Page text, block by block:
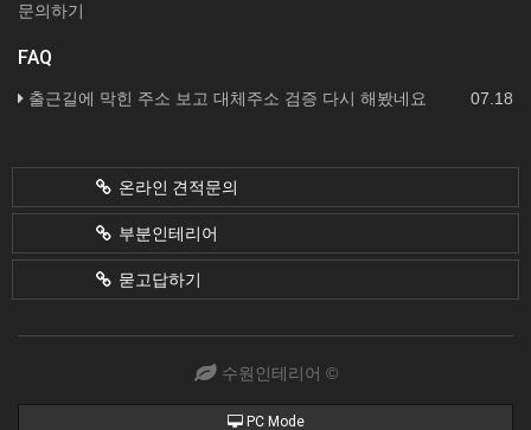
문의하기
FAQ
07.18
출근길에 막힌 주소 보고 대체주소 검증 다시 해봤네요
온라인 견적문의
부분인테리어
묻고답하기
수원인테리어 ©
PC Mode